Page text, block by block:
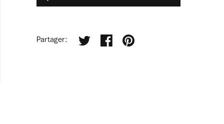
Player
Partager: